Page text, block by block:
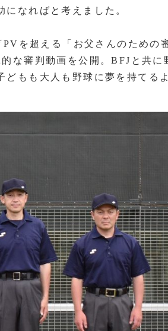
なればと考えました。
を超える「お父さんのための
な審判動画を公開。BFJと共に
もも大人も野球に夢を持てる